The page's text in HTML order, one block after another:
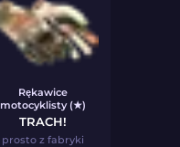
Rękawice
motocyklisty (★)
TRACH!
prosto z fabryki